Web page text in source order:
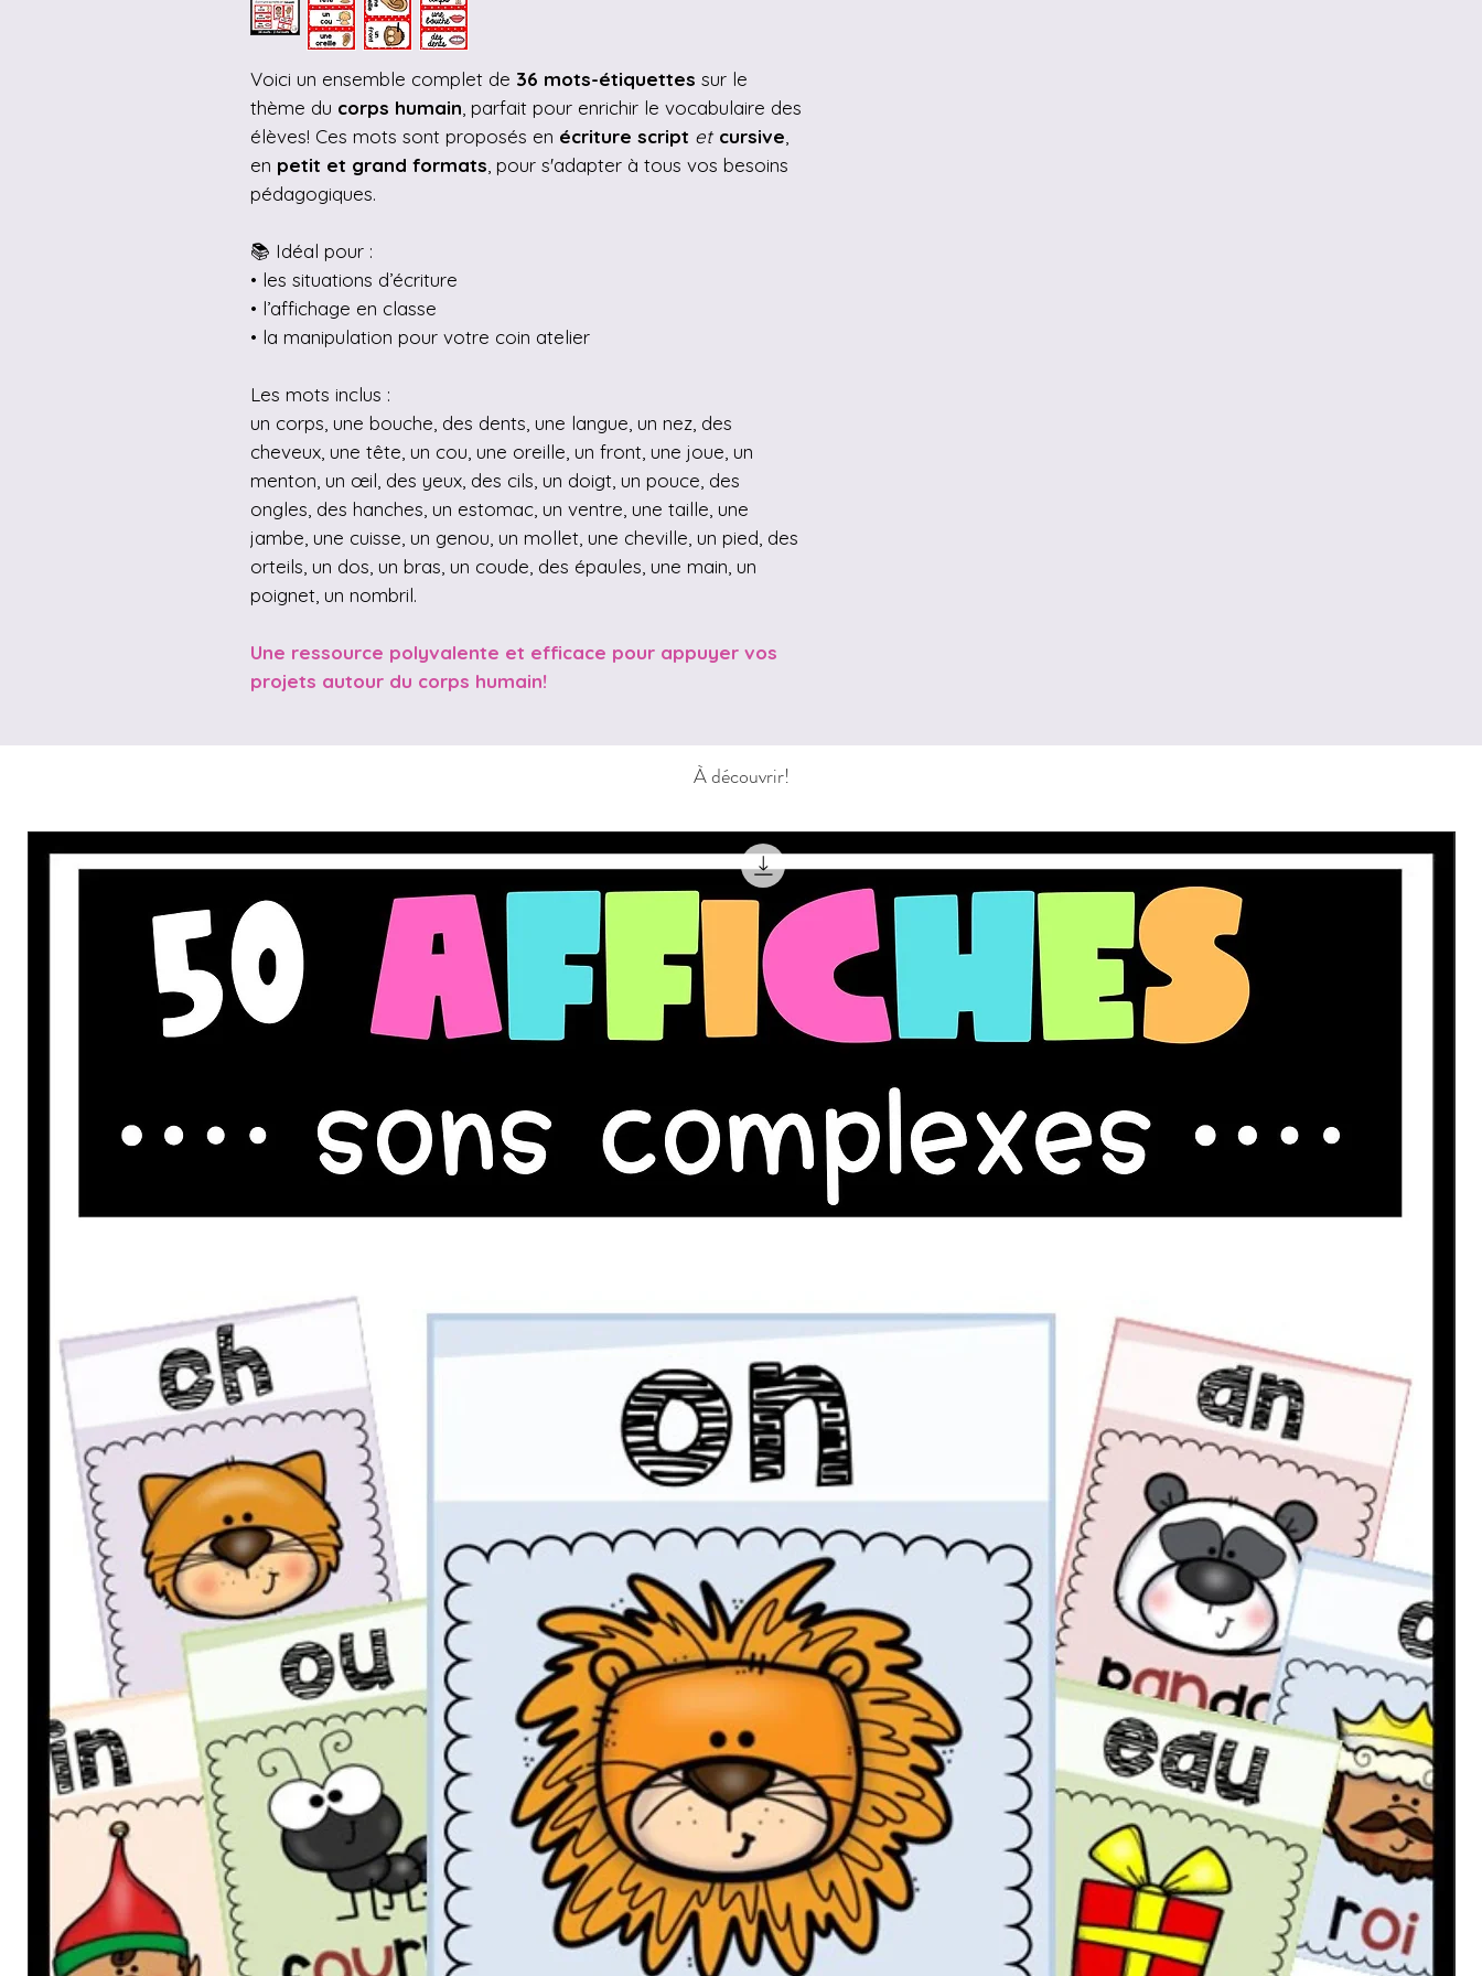
Voici un ensemble complet de 36 mots-étiquettes sur le
thème du corps humain , parfait pour enrichir le vocabulaire des
élèves! Ces mots sont proposés en écriture script et cursive
en petit et grand formats , pour s'adapter à tous vos besoins
pédagogiques.
📚 Idéal pour :
• les situations d’écriture
• l’affichage en classe
• la manipulation pour votre coin atelier
Les mots inclus :
un corps, une bouche, des dents, une langue, un nez, des
cheveux, une tête, un cou, une oreille, un front, une joue, un
menton, un œil, des yeux, des cils, un doigt, un pouce, des
ongles, des hanches, un estomac, un ventre, une taille, une
jambe, une cuisse, un genou, un mollet, une cheville, un pied, des
orteils, un dos, un bras, un coude, des épaules, une main, un
poignet, un nombril.
Une ressource polyvalente et efficace pour appuyer vos
projets autour du corps humain!
À découvrir!